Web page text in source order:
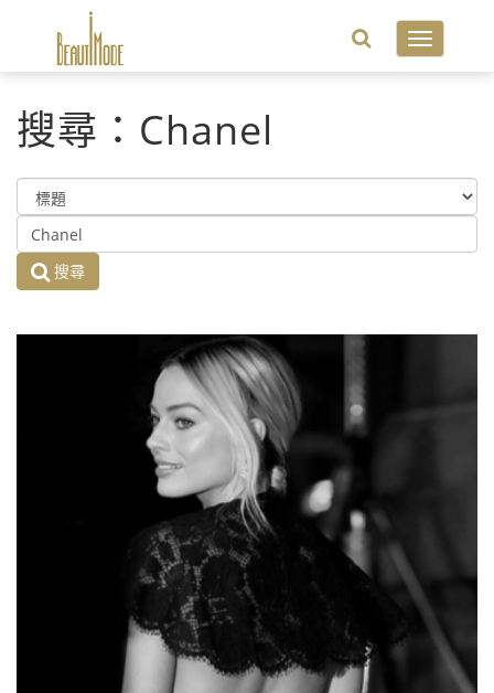
Toggle
搜尋：Chanel
搜尋